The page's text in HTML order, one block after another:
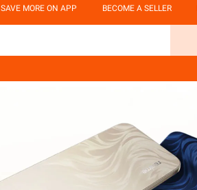
SAVE MORE ON APP BECOME A SELLER